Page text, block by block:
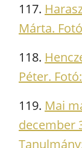
117.
Márta.
118.
Péter.
119. Mai
december